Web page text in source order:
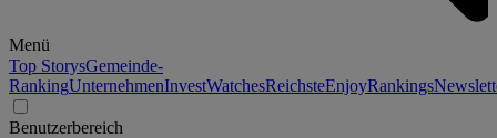
Menü
Top StorysGemeinde-
RankingUnternehmenInvestWatchesReichsteEnjoyRankings
Benutzerbereich